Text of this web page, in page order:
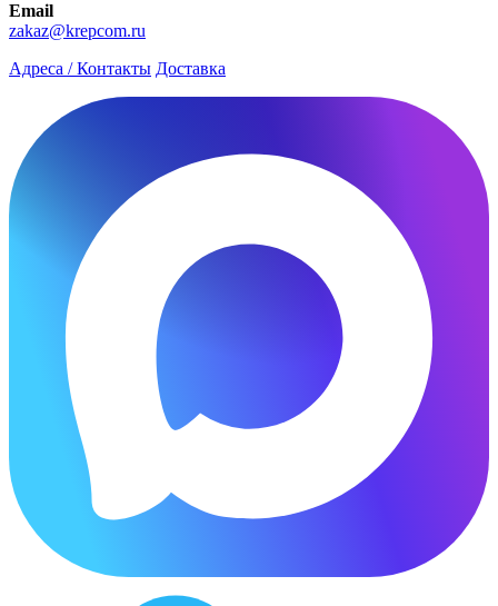
Email
zakaz@krepcom.ru
Адреса / Контакты Доставка